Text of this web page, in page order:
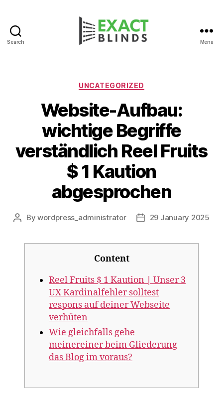
Search Menu
Categories
UNCATEGORIZED
Website-Aufbau:
wichtige Begriffe
verständlich Reel Fruits
$ 1 Kaution
abgesprochen
PostBywordpress_administrator
Post29 January 2025
Content
Reel Fruits $ 1 Kaution | Unser 3
UX Kardinalfehler solltest
respons auf deiner Webseite
verhüten
Wie gleichfalls gehe
meinereiner beim Gliederung
das Blog im voraus?